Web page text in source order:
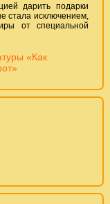
дарить подарки
стала исключением,
от специальной
«Как